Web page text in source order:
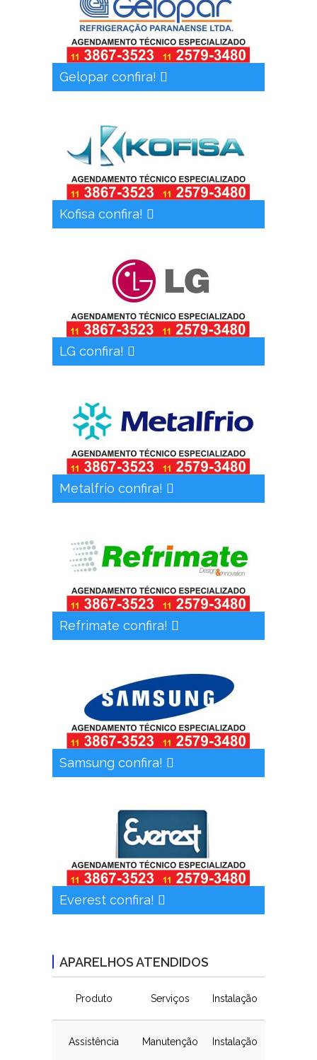
Gelopar confira!
Kofisa confira!
LG confira!
Metalfrio confira!
Refrimate confira!
Samsung confira!
Everest confira!
APARELHOS ATENDIDOS
Produto Serviços Instalação
Assistência Manutenção Instalação